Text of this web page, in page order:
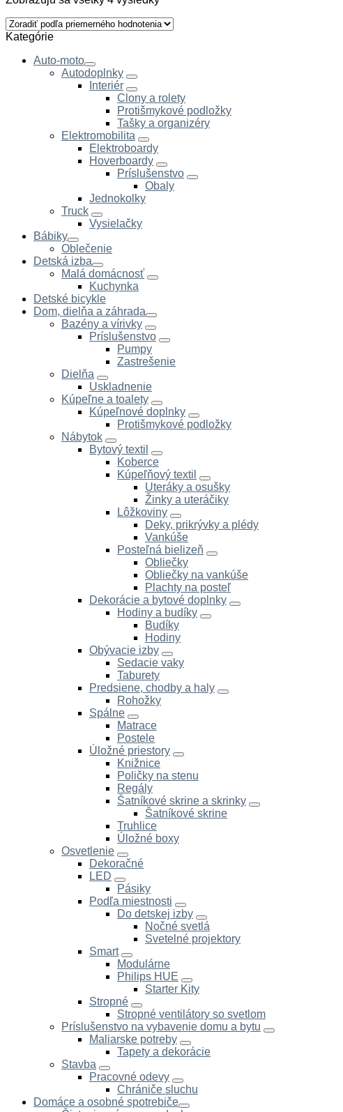
Kategórie
Auto-moto
Autodoplnky
Interiér
Clony a rolety
Protišmykové podložky
Tašky a organizéry
Elektromobilita
Elektroboardy
Hoverboardy
Príslušenstvo
Obaly
Jednokolky
Truck
Vysielačky
Bábiky
Oblečenie
Detská izba
Malá domácnosť
Kuchynka
Detské bicykle
Dom, dielňa a záhrada
Bazény a vírivky
Príslušenstvo
Pumpy
Zastrešenie
Dielňa
Uskladnenie
Kúpeľne a toalety
Kúpeľnové doplnky
Protišmykové podložky
Nábytok
Bytový textil
Koberce
Kúpeľňový textil
Uteráky a osušky
Žinky a uteráčiky
Lôžkoviny
Deky, prikrývky a plédy
Vankúše
Posteľná bielizeň
Obliečky
Obliečky na vankúše
Plachty na posteľ
Dekorácie a bytové doplnky
Hodiny a budíky
Budíky
Hodiny
Obývacie izby
Sedacie vaky
Taburety
Predsiene, chodby a haly
Rohožky
Spálne
Matrace
Postele
Úložné priestory
Knižnice
Poličky na stenu
Regály
Šatníkové skrine a skrinky
Šatníkové skrine
Truhlice
Úložné boxy
Osvetlenie
Dekoračné
LED
Pásiky
Podľa miestnosti
Do detskej izby
Nočné svetlá
Svetelné projektory
Smart
Modulárne
Philips HUE
Starter Kity
Stropné
Stropné ventilátory so svetlom
Príslušenstvo na vybavenie domu a bytu
Maliarske potreby
Tapety a dekorácie
Stavba
Pracovné odevy
Chrániče sluchu
Domáce a osobné spotrebiče